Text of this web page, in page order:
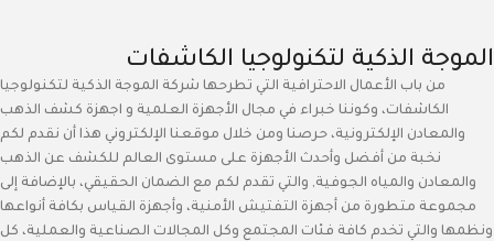
الموجة الذكية لتكنولوجيا الكاشفات
من باب الأعمال الاحترافية التي تطرحها شركة الموجة الذكية لتكنولوجيا
الكاشفات، وكوننا خبراء في مجال الأجهزة العلمية و اجهزة كشف الذهب
والمعادن الإلكترونية، حرصنا ومن خلال موقعنا الإلكتروني هذا أن نقدم لكم
نخبة من أفضل وأحدث الأجهزة على مستوى العالم للكشف عن الذهب
والمعادن والمياه الجوفية, والتي تقدم لكم مع الضمان الحقيقي، بالإضافة إلى
مجموعة متطورة من أجهزة التفتيش الأمنية، وأجهزة القياس بكافة أنواعها
ونظمها والتي تخدم كافة فئات المجتمع وكل المجالات الصناعية والعملية، كل